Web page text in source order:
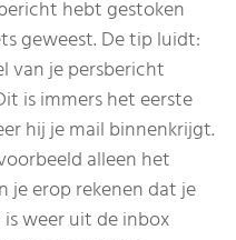
hebt gestoken
geweest. De tip luidt:
van je persbericht
is immers het eerste
hij je mail binnenkrijgt.
alleen het
je erop rekenen dat je
weer uit de inbox